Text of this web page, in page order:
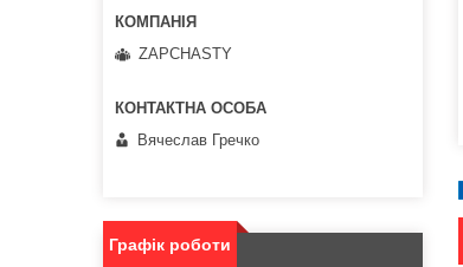
ZAPCHASTY
Вячеслав Гречко
Графік роботи